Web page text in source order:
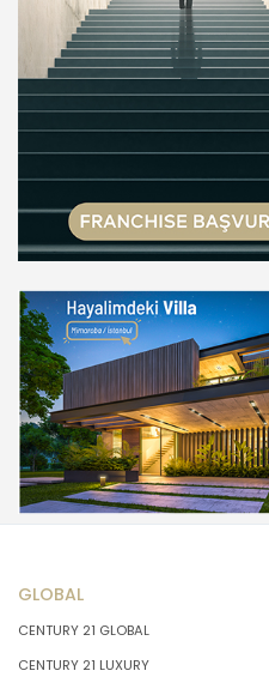
GLOBAL
CENTURY 21 GLOBAL
CENTURY 21 LUXURY